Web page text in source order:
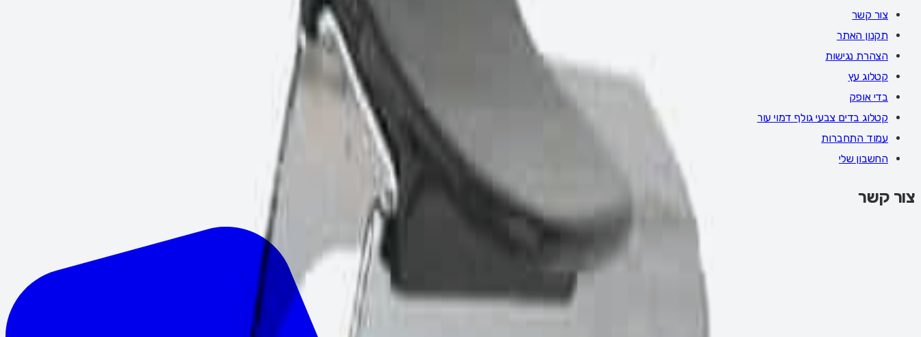
צור קשר
תקנון האתר
הצהרת נגישות
קטלוג עץ
בדי אופק
קטלוג בדים צבעי גולף דמוי עור
עמוד התחברות
החשבון שלי
צור קשר